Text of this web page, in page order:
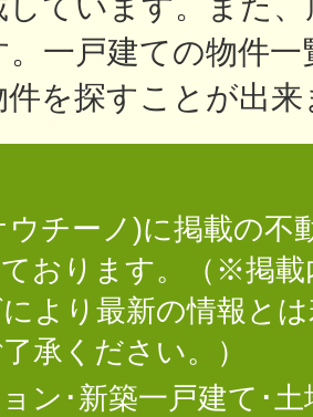
。一戸建ての物件
件を探すことが出来
ウチーノ)に掲載の不
おります。（※掲
より最新の情報と
承ください。）
ン･新築一戸建て･